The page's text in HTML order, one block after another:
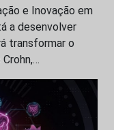
e Inovação em
a desenvolver
transformar o